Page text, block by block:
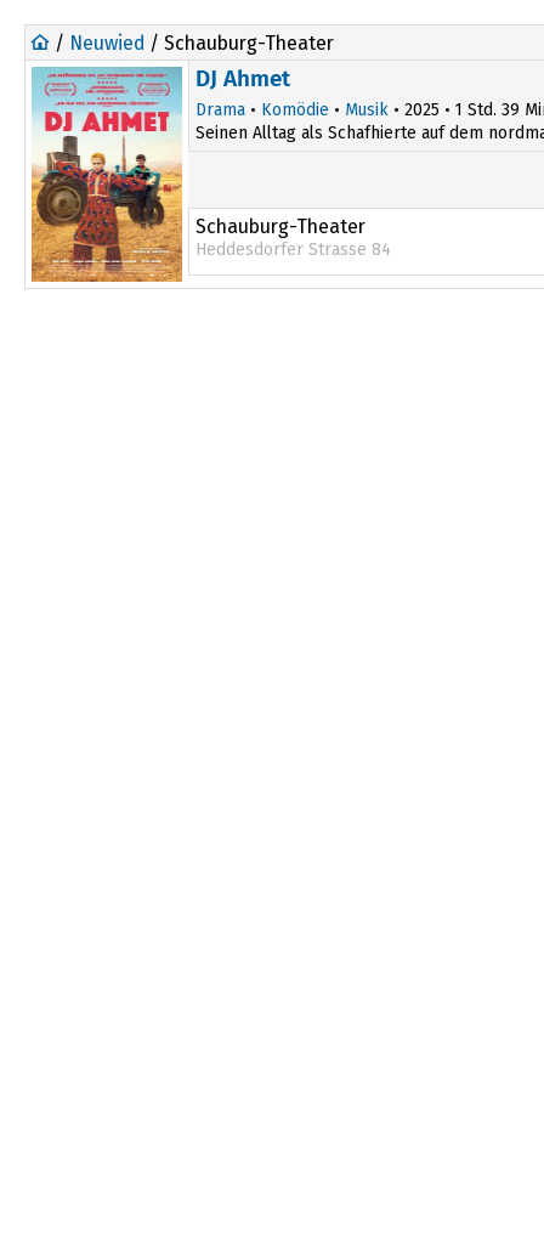
/ Neuwied / Schauburg-Theater
DJ Ahmet
Drama • Komödie • Musik • 2025 • 1 Std. 39
Seinen Alltag als Schafhierte auf dem
Schauburg-Theater
Heddesdorfer Strasse 84